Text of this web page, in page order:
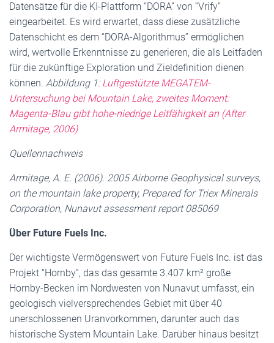
Datensätze für die KI-Plattform “DORA” von “Vrify”
eingearbeitet. Es wird erwartet, dass diese zusätzliche
Datenschicht es dem “DORA-Algorithmus” ermöglichen
wird, wertvolle Erkenntnisse zu generieren, die als Leitfaden
für die zukünftige Exploration und Zieldefinition dienen
können. Abbildung 1:Luftgestützte MEGATEM-
Untersuchung bei Mountain Lake, zweites Moment:
Magenta-Blau gibt hohe-niedrige Leitfähigkeit an (After
Armitage, 2006)
Quellennachweis
Armitage, A. E. (2006). 2005 Airborne Geophysical surveys,
on the mountain lake property, Prepared for Triex Minerals
Corporation, Nunavut assessment report 085069
Über Future Fuels Inc.
Der wichtigste Vermögenswert von Future Fuels Inc. ist das
Projekt “Hornby”, das das gesamte 3.407 km² große
Hornby-Becken im Nordwesten von Nunavut umfasst, ein
geologisch vielversprechendes Gebiet mit über 40
unerschlossenen Uranvorkommen, darunter auch das
historische System Mountain Lake. Darüber hinaus besitzt